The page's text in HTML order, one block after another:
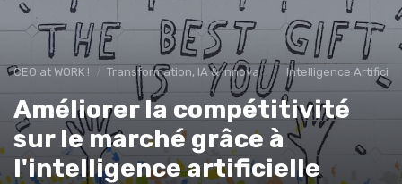
CEO at WORK ! Transformation, IA & Innovation Intelligence
Améliorer la compétitivité
sur le marché grâce à
l'intelligence artificielle